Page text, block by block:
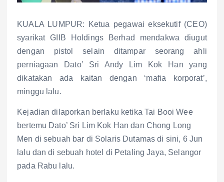
KUALA LUMPUR: Ketua pegawai eksekutif (CEO)
syarikat GIIB Holdings Berhad mendakwa diugut
dengan pistol selain ditampar seorang ahli
perniagaan Dato’ Sri Andy Lim Kok Han yang
dikatakan ada kaitan dengan ‘mafia korporat’,
minggu lalu.
Kejadian dilaporkan berlaku ketika Tai Booi Wee
bertemu Dato’ Sri Lim Kok Han dan Chong Long
Men di sebuah bar di Solaris Dutamas di sini, 6 Jun
lalu dan di sebuah hotel di Petaling Jaya, Selangor
pada Rabu lalu.